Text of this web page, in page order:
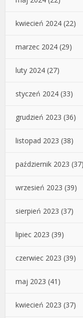
kwiecień 2024 (22)
marzec 2024 (29)
luty 2024 (27)
styczeń 2024 (33)
grudzień 2023 (36)
listopad 2023 (38)
październik 2023 (37)
wrzesień 2023 (39)
sierpień 2023 (37)
lipiec 2023 (39)
czerwiec 2023 (39)
maj 2023 (41)
kwiecień 2023 (37)